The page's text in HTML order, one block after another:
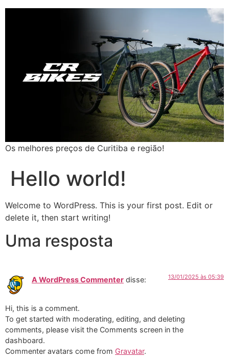
Os melhores preços de Curitiba e região!
Hello world!
Welcome to WordPress. This is your first post. Edit or
delete it, then start writing!
Uma resposta
A WordPress Commenter disse: 13/01/2025 às 05:39
Hi, this is a comment.
To get started with moderating, editing, and deleting
comments, please visit the Comments screen in the
dashboard.
Commenter avatars come from Gravatar.